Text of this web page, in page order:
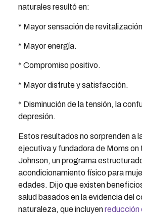
naturales resultó en:
* Mayor sensación de
* Mayor energía.
* Compromiso positivo.
* Mayor disfrute y satisfacción.
* Disminución de la tensión, la
depresión.
Estos resultados no sorprenden a
ejecutiva y fundadora de Moms on
Johnson, un programa
acondicionamiento físico para
edades. Dijo que existen
salud basados ​​en la evidencia del
naturaleza, que incluyenreducción